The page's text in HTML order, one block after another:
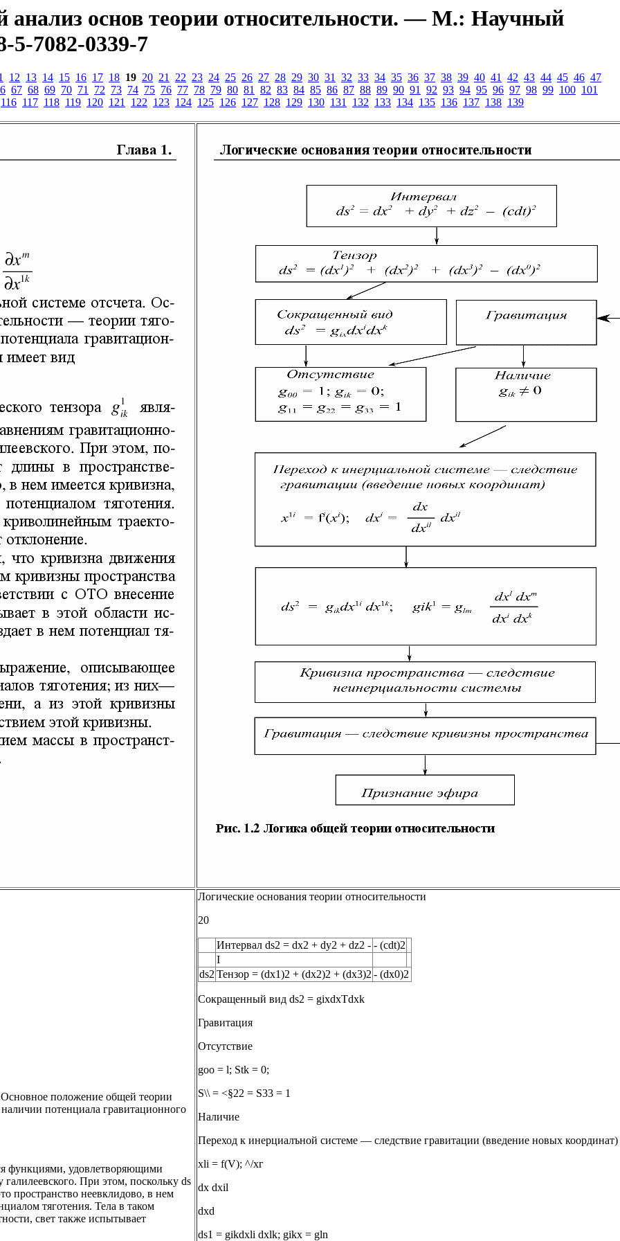
основ теории относительности. — М.: Научный
7082-0339-7
12 13 14 15 16 17 18 19 20 21 22 23 24 25 26 27 28 29 30 31 32 33 34 35 36 37 38 39 40 41 42 43 44 45 46 47
67 68 69 70 71 72 73 74 75 76 77 78 79 80 81 82 83 84 85 86 87 88 89 90 91 92 93 94 95 96 97 98 99 100 101
116 117 118 119 120 121 122 123 124 125 126 127 128 129 130 131 132 133 134 135 136 137 138 139
Основное положение общей теории
потенциала гравитационного
функциями, удовлетворяющими
При этом, поскольку ds
пространство неевклидово, в нем
тяготения. Тела в таком
свет также испытывает
Логические основания теории относительности
20
Интервал ds2 = dx2 + dy2 + dz2 - - (cdt)2
I
ds2Тензор = (dx1)2 + (dx2)2 + (dx3)2- (dx0)2
Сокращенный вид ds2 = gixdxTdxk
Гравитация
Отсутствие
goo = l; Stk = 0;
S\\ = <§22 = S33 = 1
Наличие
Переход к инерциалъной системе — следствие гравитации (введение новых координат)
xli = f(V); ^/хг
dx dxil
dxd
ds1 = gikdxli dxlk; gikx = gln